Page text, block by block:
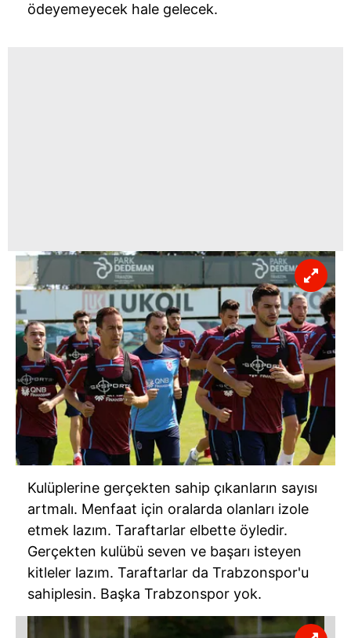
ödeyemeyecek hale gelecek.
Kulüplerine gerçekten sahip çıkanların sayısı
artmalı. Menfaat için oralarda olanları izole
etmek lazım. Taraftarlar elbette öyledir.
Gerçekten kulübü seven ve başarı isteyen
kitleler lazım. Taraftarlar da Trabzonspor'u
sahiplesin. Başka Trabzonspor yok.